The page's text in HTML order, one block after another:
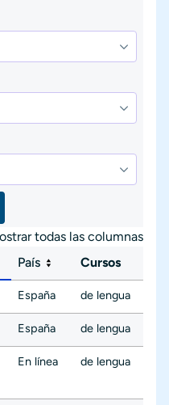
todas las columnas
País Cursos
España de lengua
España de lengua
En línea de lengua